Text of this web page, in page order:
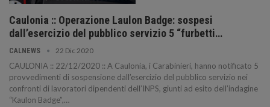
Caulonia :: Operazione Laulon Badge: sospesi
dall’esercizio del pubblico servizio 5 “furbetti…
CALNEWS 22 Dic 2020
CAULONIA :: 22/12/2020 :: A Caulonia, i Carabinieri, hanno notificato 5
provvedimenti di sospensione dall’esercizio del pubblico servizio nei
confronti di lavoratori dipendenti dell’INPS, giunti ad esito dell’indagine
“Kaulon Badge”,…